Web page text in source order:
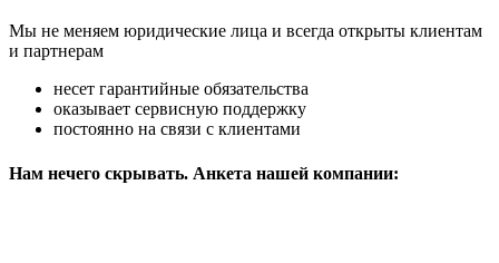
Мы не меняем юридические лица и всегда открыты клиентам
и партнерам
несет гарантийные обязательства
оказывает сервисную поддержку
постоянно на связи с клиентами
Нам нечего скрывать. Анкета нашей компании: